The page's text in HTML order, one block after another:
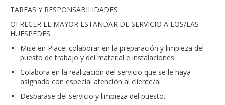
TAREAS Y RESPONSABILIDADES
OFRECER EL MAYOR ESTANDAR DE SERVICIO A LOS/LAS
HUESPEDES
Mise en Place: colaborar en la preparación y limpieza del
puesto de trabajo y del material e instalaciones.
Colabora en la realización del servicio que se le haya
asignado con especial atención al cliente/a.
Desbarase del servicio y limpieza del puesto.